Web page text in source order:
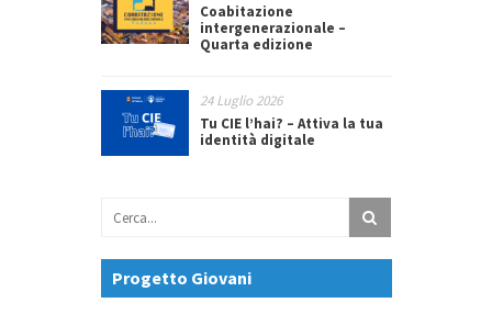
Coabitazione
intergenerazionale –
Quarta edizione
24 Luglio 2026
Tu CIE l’hai? – Attiva la tua
identità digitale
Progetto Giovani